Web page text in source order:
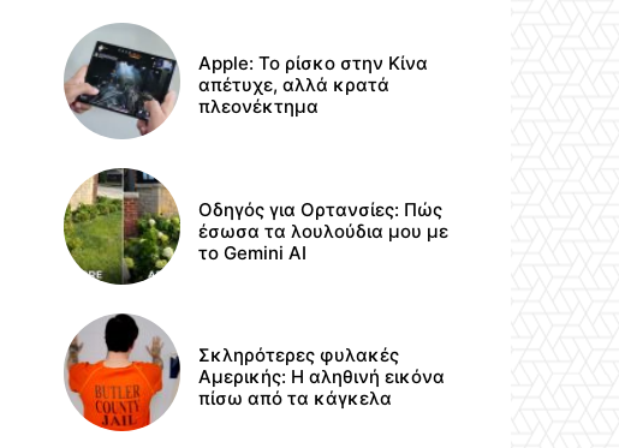
Apple: Το ρίσκο στην Κίνα
απέτυχε, αλλά κρατά
πλεονέκτημα
Οδηγός για Ορτανσίες: Πώς
έσωσα τα λουλούδια μου με
το Gemini AI
Σκληρότερες φυλακές
Αμερικής: Η αληθινή εικόνα
πίσω από τα κάγκελα